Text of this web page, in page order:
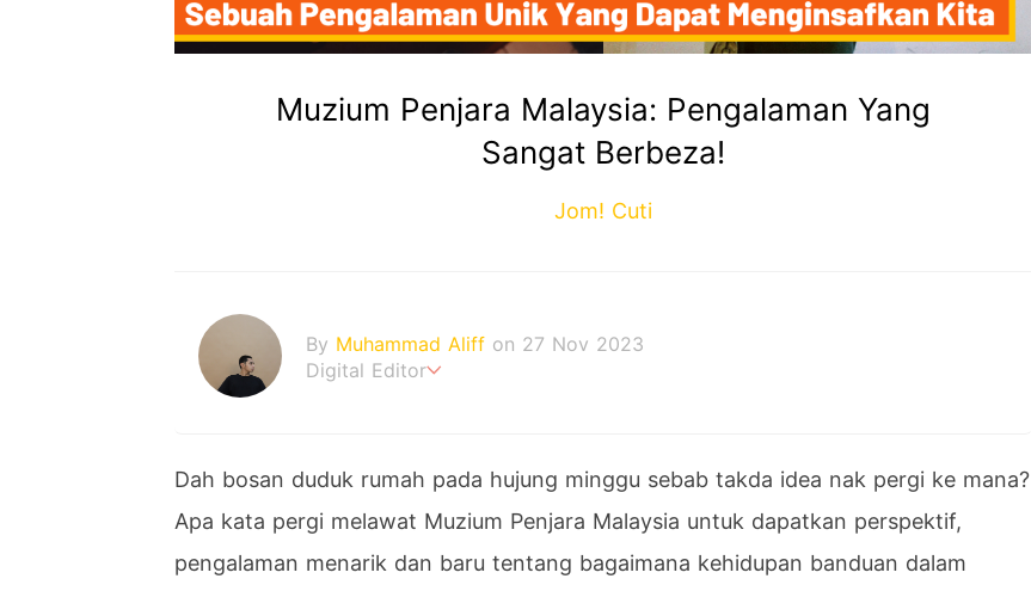
Muzium Penjara Malaysia: Pengalaman Yang
Sangat Berbeza!
Jom! Cuti
By Muhammad Aliff on 27 Nov 2023
Digital Editor
Dah bosan duduk rumah pada hujung minggu sebab takda idea nak pergi ke mana?
Apa kata pergi melawat Muzium Penjara Malaysia untuk dapatkan perspektif,
pengalaman menarik dan baru tentang bagaimana kehidupan banduan dalam